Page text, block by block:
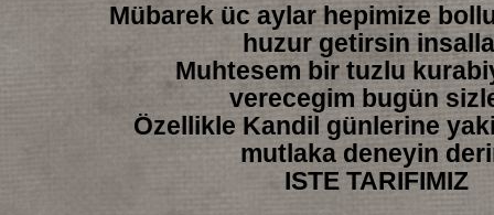
Mübarek üc aylar hepimize
huzur getirsin
Muhtesem bir tuzlu
verecegim bugün
Özellikle Kandil günlerine
mutlaka deneyin
ISTE TARIFIMIZ